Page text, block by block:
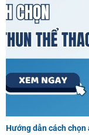
Hướng dẫn cách chọn